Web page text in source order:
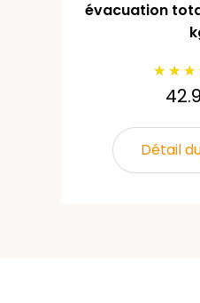
évacuation
Détail